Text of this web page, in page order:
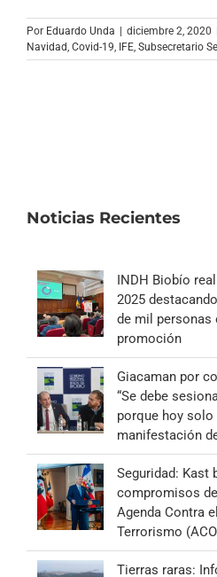
Por Eduardo Unda | diciembre 2, 2020
Navidad Covid-19 IFE Subsecretario
Noticias Recientes
INDH Biobío
2025
de mil personas
promoción
Giacaman por
“Se debe
porque hoy
manifestación
Seguridad: Kast
compromisos
Agenda Contra
Terrorismo
Tierras raras: